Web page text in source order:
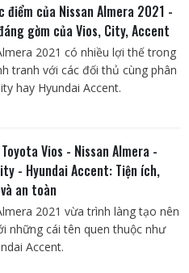
điểm của Nissan Almera 2021 -
gờm của Vios, City, Accent
2021 có nhiều lợi thế trong
tranh với các đối thủ cùng phân
hay Hyundai Accent.
Vios - Nissan Almera -
- Hyundai Accent: Tiện ích,
an toàn
2021 vừa trình làng tạo nên
những cái tên quen thuộc như
Accent.